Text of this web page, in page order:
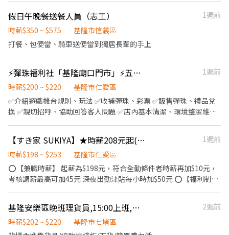
攤位協助、服務台接待與諮詢、活動進、撤場協助、機動、其他主
管交辦事項 需求人數：23人 【交通維護-基隆鎖管季主題日】 日期
時間： 8/15(六) 14:00-21:00 工作內容：(交維)引導行人安全通行，
場場協助、協助市集攤招拆除、環境清潔、其他主管交辦事項 需求
人數：6人 地點：基隆碧砂漁港 服裝要求：深色上衣+深色褲子（以
薪：$196(當日現領)
假日午晚餐送餐人員（志工）
1週前
時薪$350 ~ $575
基隆市信義區
打餐、包便當、騎車送便當到獨居長輩的手上
⚡️彈珠福利社「基隆廟口門市」⚡️五、六、日兼職夥伴
1週前
時薪$200 ~ $220
基隆市仁愛區
✅介紹遊戲機台規則、玩法 ✅收補彈珠、彩票 ✅販售彈珠、禮品兌
換 ✅親切招呼、協助回答客人問題 ✅店內基本清潔、環境整潔維持
（愛四路夜市內） #長期工讀 #彈性排班 ⚠️平日、假日彈性排班者
優先入取⚠️ 🔔面試請記得攜帶履歷
【すき家 SUKIYA】★時薪208元起(含全勤)★基隆港前店
1週前
時薪$198 ~ $253
基隆市仁愛區
⭕【兼職時薪】 起薪為$198元，符合全勤條件者時薪再加$10元，
考核調薪最高可加45元 深夜出勤津貼每小時加$50元 ⭕【福利制
健檢 ★勞保、健保，6％勞退提撥 ⭕【工作說明】 《內場》:餐點製
作、食材備料、進貨盤點 《外場》:接待服務顧客、收銀結帳、環境
整潔 用最快速的速度提供美味的牛丼！ 用最有元氣的服務使顧客露
基隆安樂區晚班理貨員,15:00上班,免經驗,適合兼職,歡迎加入
2週前
時薪$202 ~ $220
基隆市七堵區